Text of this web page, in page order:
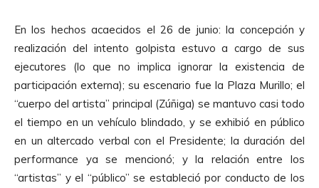
En los hechos acaecidos el 26 de junio: la concepción y
realización del intento golpista estuvo a cargo de sus
ejecutores (lo que no implica ignorar la existencia de
participación externa); su escenario fue la Plaza Murillo; el
“cuerpo del artista” principal (Zúñiga) se mantuvo casi todo
el tiempo en un vehículo blindado, y se exhibió en público
en un altercado verbal con el Presidente; la duración del
performance ya se mencionó; y la relación entre los
“artistas” y el “público” se estableció por conducto de los